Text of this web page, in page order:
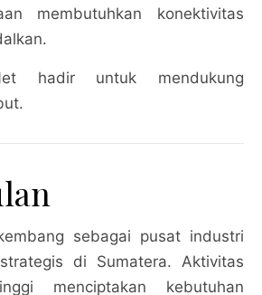
membutuhkan konektivitas
hadir untuk mendukung
sebagai pusat industri
di Sumatera. Aktivitas
menciptakan kebutuhan